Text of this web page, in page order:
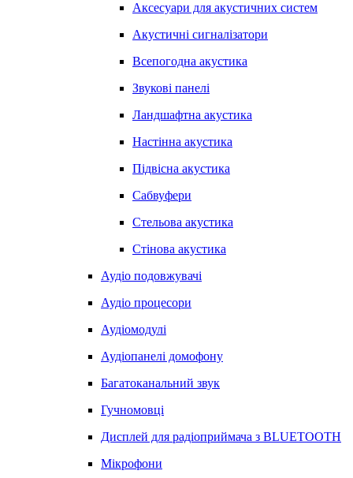
Аксесуари для акустичних систем
Акустичні сигналізатори
Всепогодна акустика
Звукові панелі
Ландшафтна акустика
Настінна акустика
Підвісна акустика
Сабвуфери
Стельова акустика
Стінова акустика
Аудіо подовжувачі
Аудіо процесори
Аудіомодулі
Аудіопанелі домофону
Багатоканальний звук
Гучномовці
Дисплей для радіоприймача з BLUETOOTH
Мікрофони